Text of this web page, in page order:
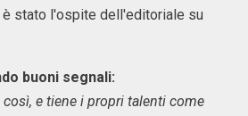
stato l'ospite dell'editoriale su
buoni segnali:
così, e tiene i propri talenti come